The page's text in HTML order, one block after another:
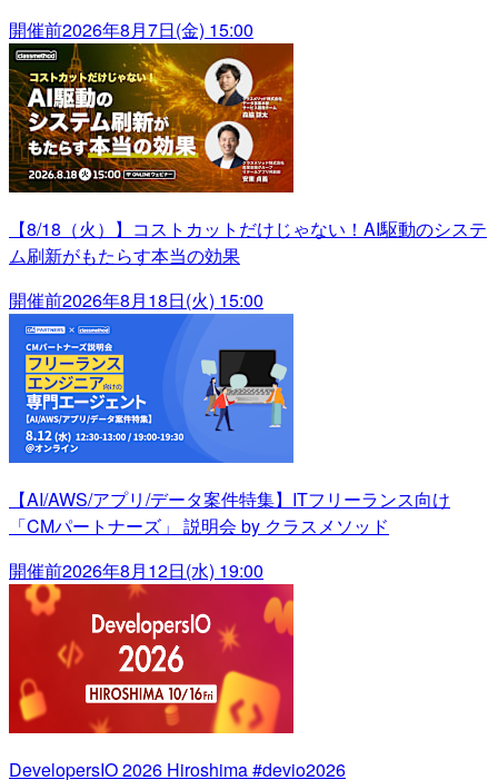
開催前2026年8月7日(金) 15:00
【8/18（火）】コストカットだけじゃない！AI駆動のシステ
ム刷新がもたらす本当の効果
開催前2026年8月18日(火) 15:00
【AI/AWS/アプリ/データ案件特集】ITフリーランス向け
「CMパートナーズ」 説明会 by クラスメソッド
開催前2026年8月12日(水) 19:00
DevelopersIO 2026 Hiroshima #devio2026